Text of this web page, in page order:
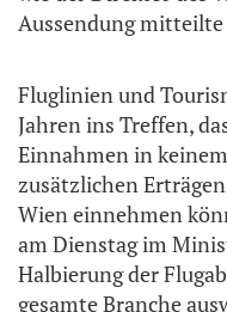
Aussendung mitteilte
Fluglinien und
Jahren ins Treffen,
Einnahmen in
zusätzlichen
Wien einnehmen
am Dienstag im
Halbierung der
gesamte Branche